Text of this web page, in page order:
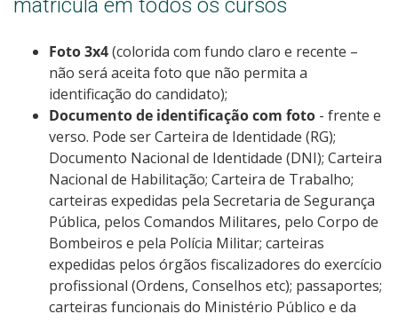
matrícula em todos os cursos
Foto 3x4(colorida com fundo claro e recente –
não será aceita foto que não permita a
identificação do candidato);
Documento de identificação com foto - frente e
verso. Pode ser Carteira de Identidade (RG);
Documento Nacional de Identidade (DNI); Carteira
Nacional de Habilitação; Carteira de Trabalho;
carteiras expedidas pela Secretaria de Segurança
Pública, pelos Comandos Militares, pelo Corpo de
Bombeiros e pela Polícia Militar; carteiras
expedidas pelos órgãos fiscalizadores do exercício
profissional (Ordens, Conselhos etc); passaportes;
carteiras funcionais do Ministério Público e da